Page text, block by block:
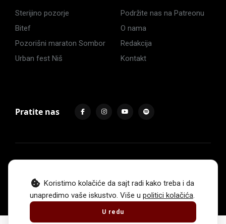
Koristimo kolačiće da sajt radi kako treba i da
unapredimo vaše iskustvo. Više u politici kolačića.
U redu
Sterijino pozorje
Bitef
Pozorišni maraton Sombor
Urban fest Niš
Podržite nas na Patreonu
O nama
Redakcija
Kontakt
Pratite nas
© 2017 -2026 . Sva prava zadržava Hoću u pozorište.